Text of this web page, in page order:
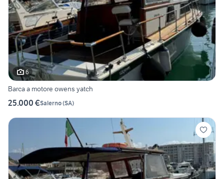
6
Barca a motore owens yatch
25.000 €Salerno(SA)